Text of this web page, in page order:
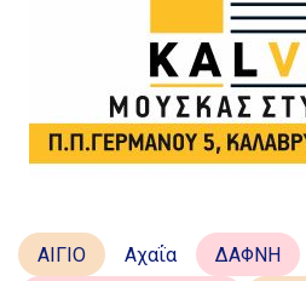
ΑΙΓΙΟ Αχαΐα
ΔΑΦΝΗ